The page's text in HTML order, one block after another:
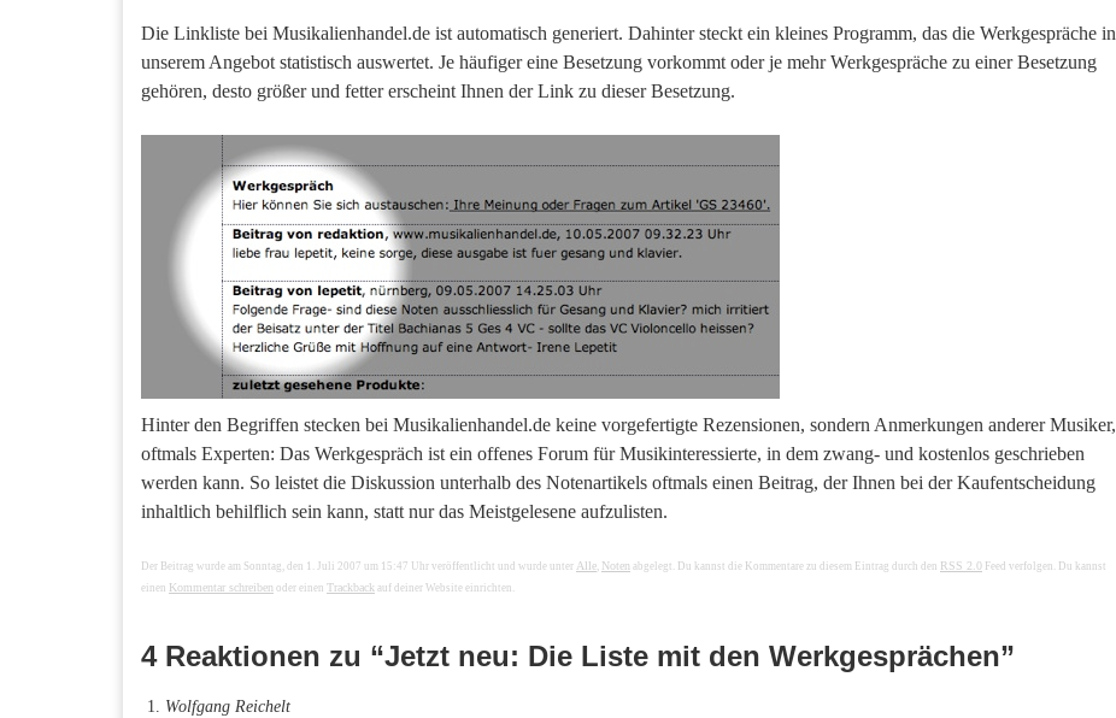
Die Linkliste bei Musikalienhandel.de ist automatisch generiert. Dahinter steckt ein kleines Programm, das die Werkgespräche in
unserem Angebot statistisch auswertet. Je häufiger eine Besetzung vorkommt oder je mehr Werkgespräche zu einer Besetzung
gehören, desto größer und fetter erscheint Ihnen der Link zu dieser Besetzung.
Hinter den Begriffen stecken bei Musikalienhandel.de keine vorgefertigte Rezensionen, sondern Anmerkungen anderer Musiker,
oftmals Experten: Das Werkgespräch ist ein offenes Forum für Musikinteressierte, in dem zwang- und kostenlos geschrieben
werden kann. So leistet die Diskussion unterhalb des Notenartikels oftmals einen Beitrag, der Ihnen bei der Kaufentscheidung
inhaltlich behilflich sein kann, statt nur das Meistgelesene aufzulisten.
Der Beitrag wurde am Sonntag, den 1. Juli 2007 um 15:47 Uhr veröffentlicht und wurde unter Alle Noten abgelegt. Du kannst die Kommentare zu diesem Eintrag durch den RSS 2.0 Feed verfolgen. Du kannst
einen Kommentar schreiben oder einen Trackback auf deiner Website einrichten.
4 Reaktionen zu “Jetzt neu: Die Liste mit den Werkgesprächen”
Wolfgang Reichelt